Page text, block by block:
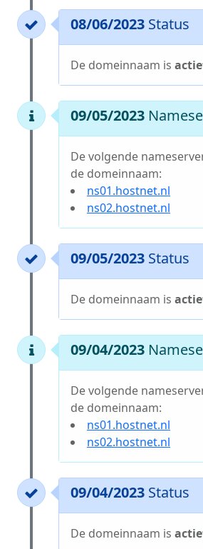
08/06/2023 Status
De domeinnaam is
09/05/2023
De volgende
de domeinnaam:
ns01.hostnet.nl
ns02.hostnet.nl
09/05/2023 Status
De domeinnaam is
09/04/2023
De volgende
de domeinnaam:
ns01.hostnet.nl
ns02.hostnet.nl
09/04/2023 Status
De domeinnaam is